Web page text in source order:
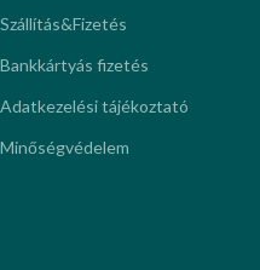
Szállítás&Fizetés
Bankkártyás fizetés
Adatkezelési tájékoztató
Minőségvédelem